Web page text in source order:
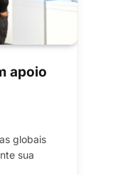
apoio
globais
sua